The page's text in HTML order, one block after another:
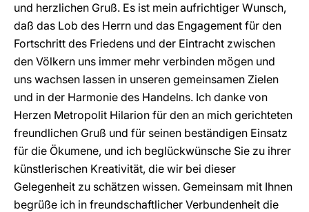
und herzlichen Gruß. Es ist mein aufrichtiger Wunsch,
daß das Lob des Herrn und das Engagement für den
Fortschritt des Friedens und der Eintracht zwischen
den Völkern uns immer mehr verbinden mögen und
uns wachsen lassen in unseren gemeinsamen Zielen
und in der Harmonie des Handelns. Ich danke von
Herzen Metropolit Hilarion für den an mich gerichteten
freundlichen Gruß und für seinen beständigen Einsatz
für die Ökumene, und ich beglückwünsche Sie zu ihrer
künstlerischen Kreativität, die wir bei dieser
Gelegenheit zu schätzen wissen. Gemeinsam mit Ihnen
begrüße ich in freundschaftlicher Verbundenheit die